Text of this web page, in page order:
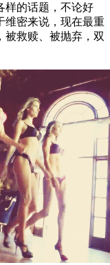
样的话题，不论好
维密来说，现在最重
被救赎、被抛弃，双